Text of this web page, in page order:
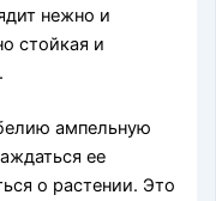
нежно и
стойкая и
ампельную
ее
о растении. Это